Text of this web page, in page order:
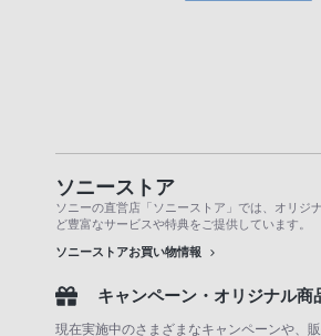
ソニーストア
ソニーの直営店「ソニーストア」では、オリジ
ど豊富なサービスや特典をご提供しています。
ソニーストアお買い物情報
キャンペーン・オリジナル商
現在実施中のさまざまなキャンペーンや、